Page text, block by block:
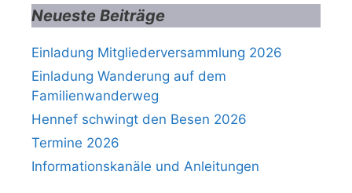
Neueste Beiträge
Einladung Mitgliederversammlung 2026
Einladung Wanderung auf dem
Familienwanderweg
Hennef schwingt den Besen 2026
Termine 2026
Informationskanäle und Anleitungen